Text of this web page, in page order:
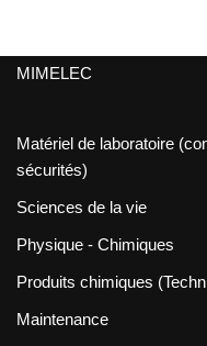
MIMELEC
Matériel de laboratoire
sécurités)
Sciences de la vie
Physique - Chimiques
Produits chimiques
Maintenance